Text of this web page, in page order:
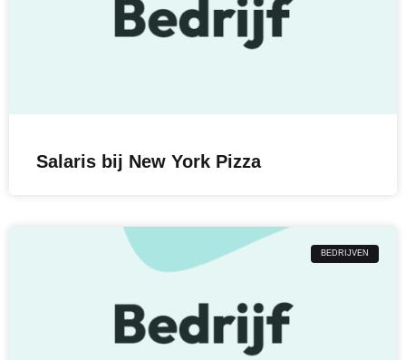
Salaris bij New York Pizza
BEDRIJVEN